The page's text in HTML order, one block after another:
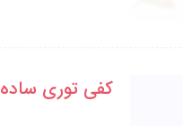
کفی توری ساده